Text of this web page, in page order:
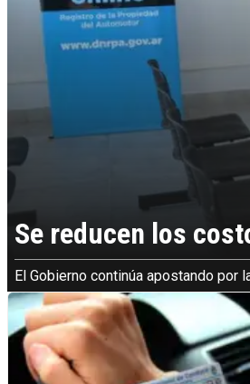
Se reducen los
El Gobierno continúa apostando